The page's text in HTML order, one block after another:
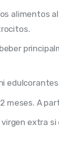
alimentos
meses. A
extra si